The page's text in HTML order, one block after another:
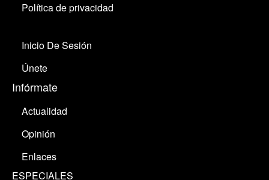
Política de privacidad
Inicio De Sesión
Únete
Infórmate
Actualidad
Opinión
Enlaces
ESPECIALES